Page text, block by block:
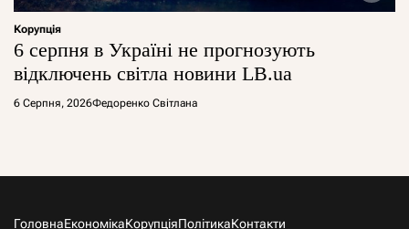
Корупція
6 серпня в Україні не прогнозують
відключень світла новини LB.ua
6 Серпня, 2026Федоренко Світлана
ГоловнаЕкономікаКорупціяПолітикаКонтакти